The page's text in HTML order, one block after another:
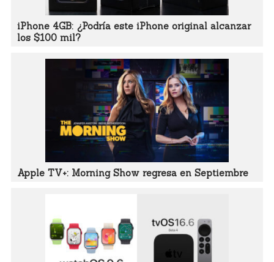
iPhone 4GB: ¿Podría este iPhone original alcanzar
los $100 mil?
Apple TV+: Morning Show regresa en Septiembre